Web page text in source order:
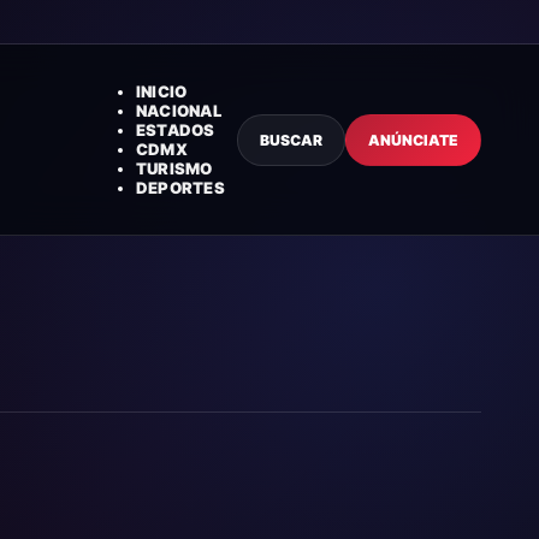
INICIO
NACIONAL
ESTADOS
CDMX
TURISMO
DEPORTES
BUSCAR ANÚNCIATE